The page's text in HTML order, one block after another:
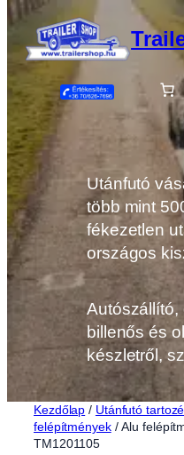
Ugrás
a
tartalomhoz
Utánfutó
több mint
fékezetlen
országos
Autószállító,
billenős és
készletről,
Kezdőlap / Utánfutó
felépítmények/ Alu
TM1201105